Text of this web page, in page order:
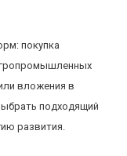
покупка
вложения в
подходящий
развития.